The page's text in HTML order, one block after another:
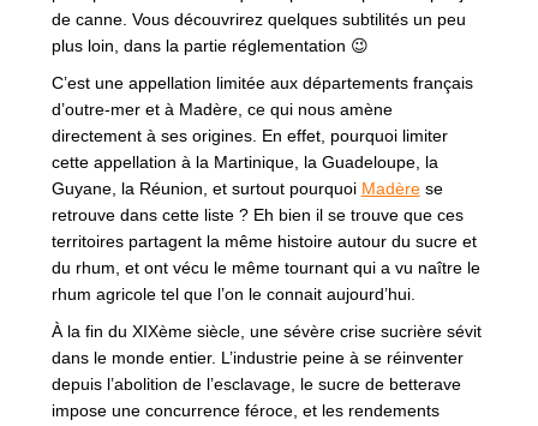
de canne. Vous découvrirez quelques subtilités un peu
plus loin, dans la partie réglementation 😉
C’est une appellation limitée aux départements français
d’outre-mer et à Madère, ce qui nous amène
directement à ses origines. En effet, pourquoi limiter
cette appellation à la Martinique, la Guadeloupe, la
Guyane, la Réunion, et surtout pourquoi Madèrese
retrouve dans cette liste ? Eh bien il se trouve que ces
territoires partagent la même histoire autour du sucre et
du rhum, et ont vécu le même tournant qui a vu naître le
rhum agricole tel que l’on le connait aujourd’hui.
À la fin du XIXème siècle, une sévère crise sucrière sévit
dans le monde entier. L’industrie peine à se réinventer
depuis l’abolition de l’esclavage, le sucre de betterave
impose une concurrence féroce, et les rendements